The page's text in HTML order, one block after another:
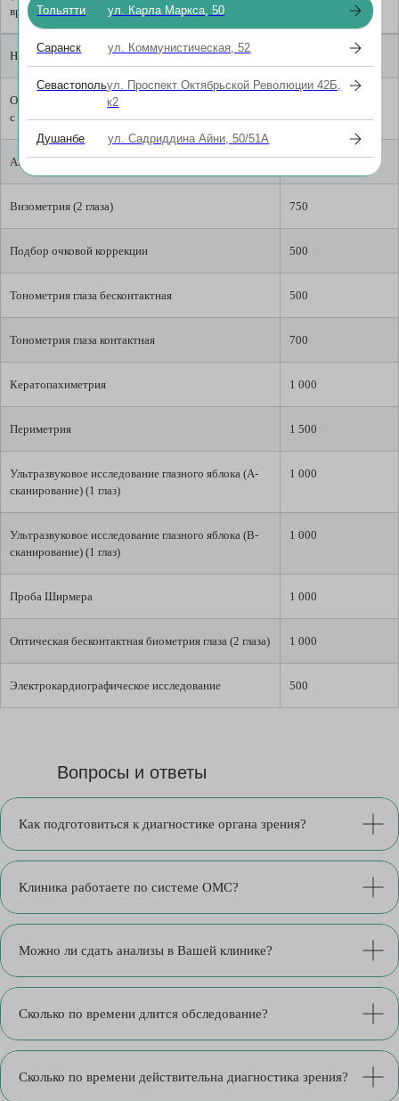
врача-офтальмолога)
Наименование услуги
Оптическая когерентная томография (ОКТ) макулы
с консультацией врача-офтальмолога (1 глаз)
Авторефрактометрия (2 глаза) 500
Визометрия (2 глаза) 750
Подбор очковой коррекции 500
Тонометрия глаза бесконтактная 500
Тонометрия глаза контактная 700
Кератопахиметрия 1 000
Периметрия 1 500
Ультразвуковое исследование глазного яблока (А-
сканирование) (1 глаз)
1 000
Ультразвуковое исследование глазного яблока (В-
сканирование) (1 глаз)
1 000
Проба Ширмера 1 000
Оптическая бесконтактная биометрия глаза (2 глаза) 1 000
Электрокардиографическое исследование 500
Вопросы и ответы
Как подготовиться к диагностике органа зрения?
Клиника работаете по системе ОМС?
Можно ли сдать анализы в Вашей клинике?
Сколько по времени длится обследование?
Сколько по времени действительна диагностика зрения?
Тольятти ул. Карла Маркса, 50
Саранск ул. Коммунистическая, 52
Севастопольул. Проспект Октябрьской Революции 42Б,
к2
Душанбе ул. Садриддина Айни, 50/51А